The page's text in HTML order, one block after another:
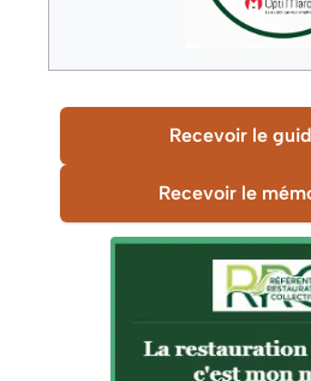
Recevoir le
Recevoir le